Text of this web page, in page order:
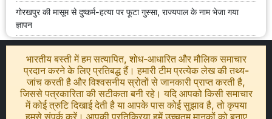
गोरखपुर की मासूम से दुष्कर्म-हत्या पर फूटा गुस्सा, राज्यपाल के नाम भेजा गया
ज्ञापन
भारतीय बस्ती में हम सत्यापित, शोध-आधारित और मौलिक समाचार
प्रदान करने के लिए प्रतिबद्ध हैं। हमारी टीम प्रत्येक लेख की तथ्य-
जांच करती है और विश्वसनीय स्रोतों से जानकारी प्राप्त करती है,
जिससे पत्रकारिता की सटीकता बनी रहे। यदि आपको किसी समाचार
में कोई त्रुटि दिखाई देती है या आपके पास कोई सुझाव है, तो कृपया
हमसे संपर्क करें। आपकी प्रतिक्रिया हमें उच्चतम मानकों को बनाए